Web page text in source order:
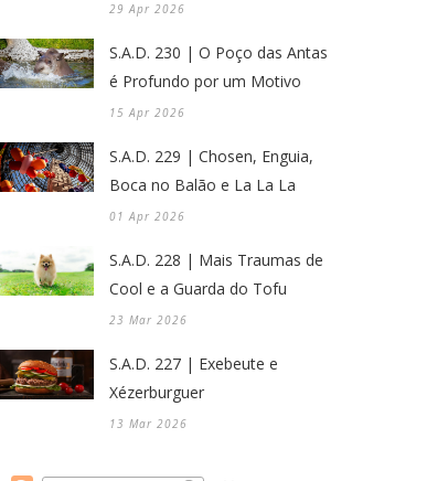
29 Apr 2026
S.A.D. 230 | O Poço das Antas
é Profundo por um Motivo
15 Apr 2026
S.A.D. 229 | Chosen, Enguia,
Boca no Balão e La La La
01 Apr 2026
S.A.D. 228 | Mais Traumas de
Cool e a Guarda do Tofu
23 Mar 2026
S.A.D. 227 | Exebeute e
Xézerburguer
13 Mar 2026